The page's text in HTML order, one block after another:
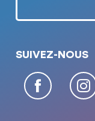
SUIVEZ-NOUS